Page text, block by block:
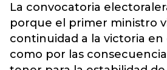
La convocatoria
porque el primer ministro
continuidad a la victoria
como por las